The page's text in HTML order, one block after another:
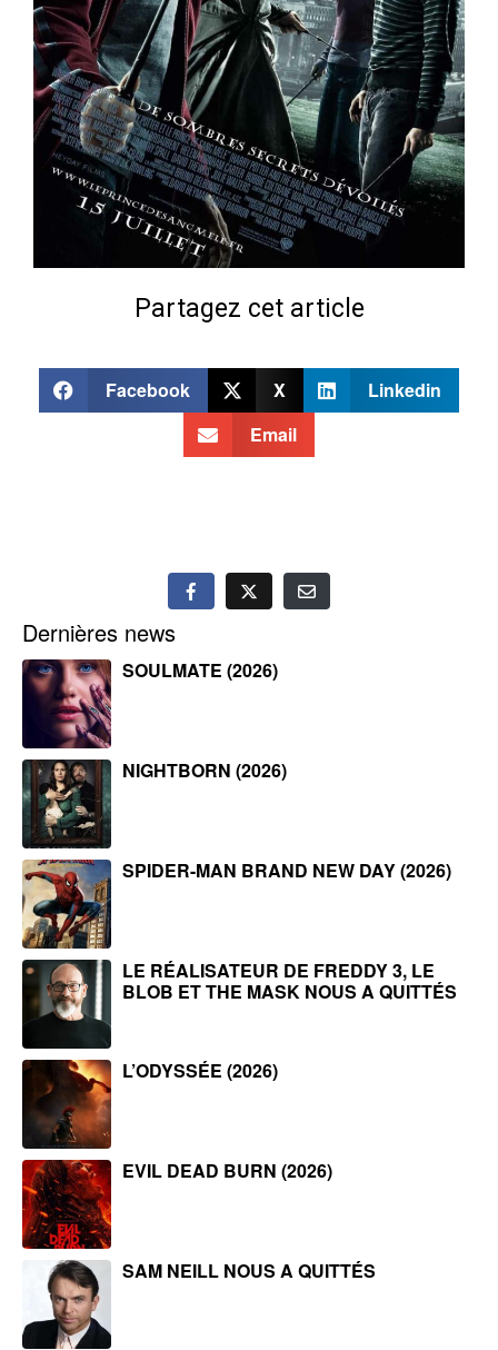
Partagez cet article
Facebook X
Linkedin
Email
Dernières news
SOULMATE (2026)
NIGHTBORN (2026)
SPIDER-MAN BRAND NEW DAY (2026)
LE RÉALISATEUR DE FREDDY 3, LE
BLOB ET THE MASK NOUS A QUITTÉS
L’ODYSSÉE (2026)
EVIL DEAD BURN (2026)
SAM NEILL NOUS A QUITTÉS